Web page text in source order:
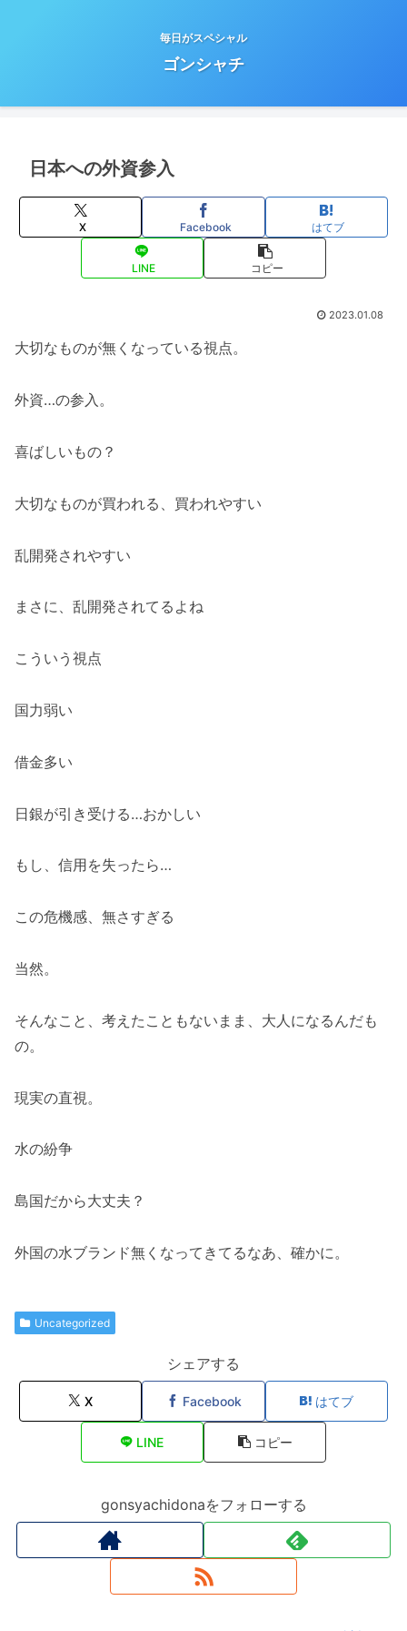
毎日がスペシャル
ゴンシャチ
日本への外資参入
X Facebook はてブ
LINE コピー
2023.01.08
大切なものが無くなっている視点。
外資…の参入。
喜ばしいもの？
大切なものが買われる、買われやすい
乱開発されやすい
まさに、乱開発されてるよね
こういう視点
国力弱い
借金多い
日銀が引き受ける…おかしい
もし、信用を失ったら…
この危機感、無さすぎる
当然。
そんなこと、考えたこともないまま、大人になるんだも
の。
現実の直視。
水の紛争
島国だから大丈夫？
外国の水ブランド無くなってきてるなあ、確かに。
Uncategorized
シェアする
X Facebook はてブ
LINE コピー
gonsyachidonaをフォローする